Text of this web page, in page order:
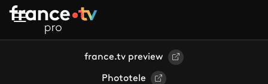
Aller au contenu principal
france.tv preview
Phototele